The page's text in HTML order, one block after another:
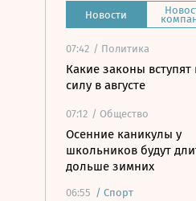
Новости
07:42 / Политика
Какие законы вступят
силу в августе
07:12 / Общество
Осенние каникулы у
школьников будут
дольше зимних
06:55 / Спорт